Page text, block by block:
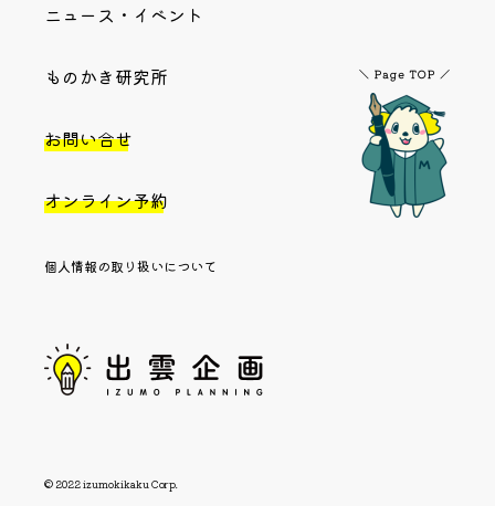
ニュース・イベント
ものかき研究所
お問い合せ
オンライン予約
個人情報の取り扱いについて
© 2022 izumokikaku Corp.